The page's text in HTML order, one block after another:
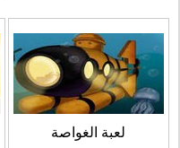
لعبة الغواصة